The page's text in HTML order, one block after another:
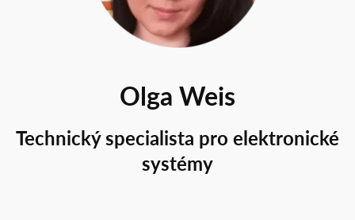
Olga Weis
Technický specialista pro elektronické
systémy